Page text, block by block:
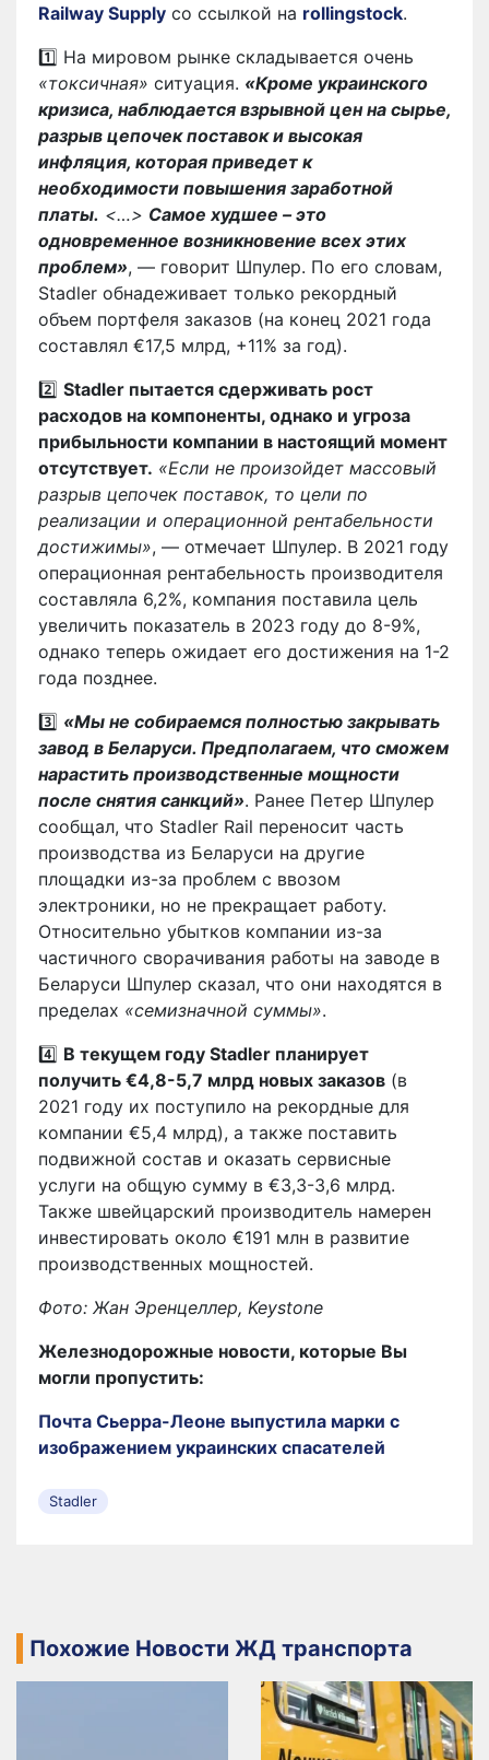
Railway Supply со ссылкой на rollingstock.
1️⃣ На мировом рынке складывается очень
«токсичная» ситуация. «Кроме украинского
кризиса, наблюдается взрывной цен на сырье,
разрыв цепочек поставок и высокая
инфляция, которая приведет к
необходимости повышения заработной
платы. <…> Самое худшее – это
одновременное возникновение всех этих
проблем», — говорит Шпулер. По его словам,
Stadler обнадеживает только рекордный
объем портфеля заказов (на конец 2021 года
составлял €17,5 млрд, +11% за год).
2️⃣ Stadler пытается сдерживать рост
расходов на компоненты, однако и угроза
прибыльности компании в настоящий момент
отсутствует. «Если не произойдет массовый
разрыв цепочек поставок, то цели по
реализации и операционной рентабельности
достижимы», — отмечает Шпулер. В 2021 году
операционная рентабельность производителя
составляла 6,2%, компания поставила цель
увеличить показатель в 2023 году до 8-9%,
однако теперь ожидает его достижения на 1-2
года позднее.
3️⃣ «Мы не собираемся полностью закрывать
завод в Беларуси. Предполагаем, что сможем
нарастить производственные мощности
после снятия санкций». Ранее Петер Шпулер
сообщал, что Stadler Rail переносит часть
производства из Беларуси на другие
площадки из-за проблем с ввозом
электроники, но не прекращает работу.
Относительно убытков компании из-за
частичного сворачивания работы на заводе в
Беларуси Шпулер сказал, что они находятся в
пределах «семизначной суммы».
4️⃣ В текущем году Stadler планирует
получить €4,8-5,7 млрд новых заказов (в
2021 году их поступило на рекордные для
компании €5,4 млрд), а также поставить
подвижной состав и оказать сервисные
услуги на общую сумму в €3,3-3,6 млрд.
Также швейцарский производитель намерен
инвестировать около €191 млн в развитие
производственных мощностей.
Фото: Жан Эренцеллер, Keystone
Железнодорожные новости, которые Вы
могли пропустить:
Почта Сьерра-Леоне выпустила марки с
изображением украинских спасателей
Stadler
Похожие Новости ЖД транспорта